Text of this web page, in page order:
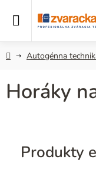
DomovAutogénna
Horáky
Produkty